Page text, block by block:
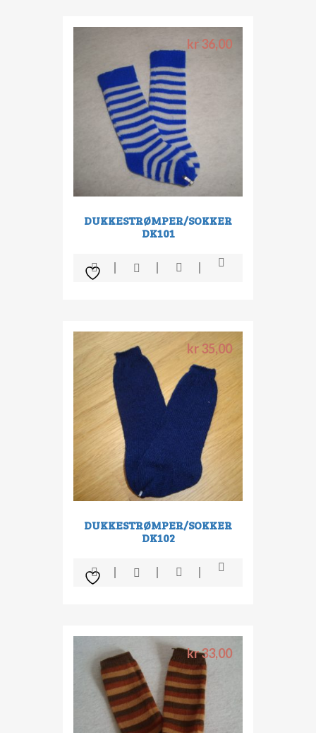
kr 36,00
DUKKESTRØMPER/SOKKER
DK101
kr35,00
DUKKESTRØMPER/SOKKER
DK102
kr33,00